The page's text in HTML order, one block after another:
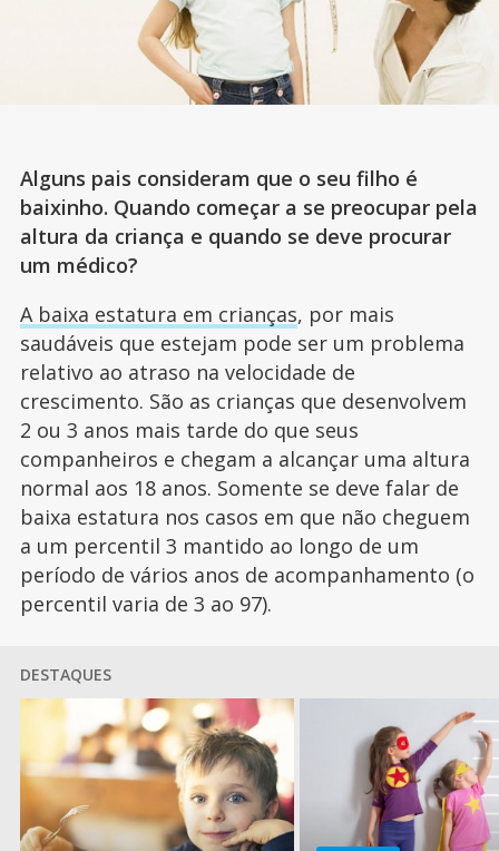
Alguns pais consideram que o seu filho é
baixinho. Quando começar a se preocupar pela
altura da criança e quando se deve procurar
um médico?
A baixa estatura em crianças, por mais
saudáveis que estejam pode ser um problema
relativo ao atraso na velocidade de
crescimento. São as crianças que desenvolvem
2 ou 3 anos mais tarde do que seus
companheiros e chegam a alcançar uma altura
normal aos 18 anos. Somente se deve falar de
baixa estatura nos casos em que não cheguem
a um percentil 3 mantido ao longo de um
período de vários anos de acompanhamento (o
percentil varia de 3 ao 97).
DESTAQUES